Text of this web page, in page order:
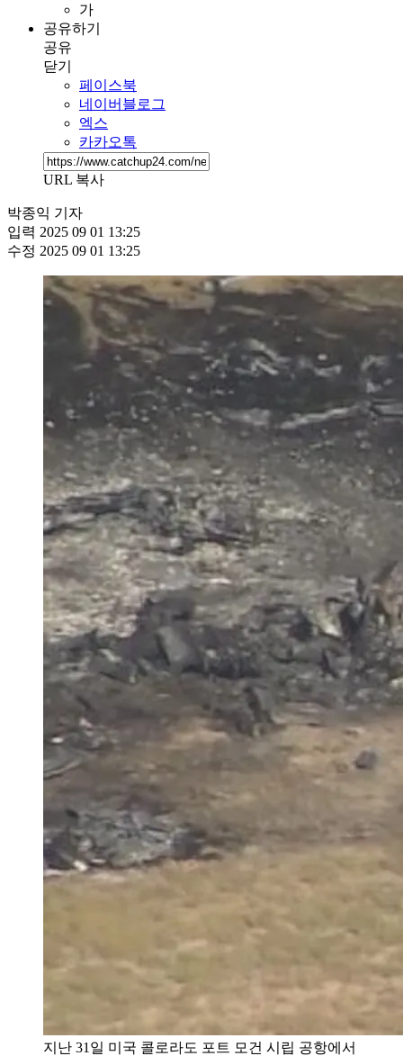
가
공유하기
공유
닫기
페이스북
네이버블로그
엑스
카카오톡
URL 복사
박종익 기자
입력 2025 09 01 13:25
수정 2025 09 01 13:25
지난 31일 미국 콜로라도 포트 모건 시립 공항에서